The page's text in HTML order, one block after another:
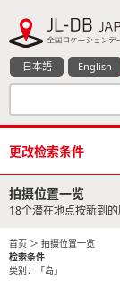
日本語 English
更改检索条件
拍摄位置一览
18个潜在地点按新到
首页 ＞ 拍摄位置一览
检索条件
类别：「岛」